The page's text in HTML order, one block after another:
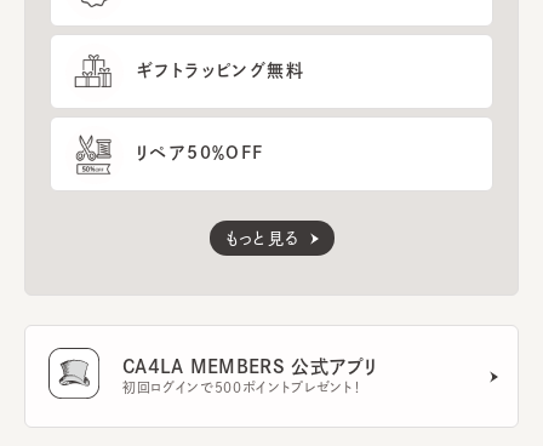
ギフトラッピング無料
リペア50％OFF
もっと見る
CA4LA MEMBERS 公式アプリ
初回ログインで500ポイントプレゼント！